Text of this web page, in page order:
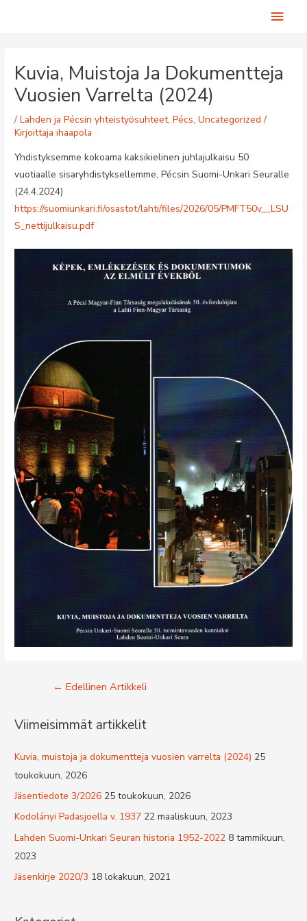
Kuvia, Muistoja Ja Dokumentteja
Vuosien Varrelta (2024)
/Lahden ja Pécsin yhteistyösuhteet,Pécs,Uncategorized /
Kirjoittajaihaapola
Yhdistyksemme kokoama kaksikielinen juhlajulkaisu 50
vuotiaalle sisaryhdistyksellemme, Pécsin Suomi-Unkari Seuralle
(24.4.2024)
https://suomiunkari.fi/osastot/lahti/files/2026/05/PMFT50v__LSU
S_nettijulkaisu.pdf
Artikkelien
← Edellinen Artikkeli
Viimeisimmät artikkelit
Kuvia, muistoja ja dokumentteja vuosien varrelta (2024) 25
toukokuun, 2026
Jäsentiedote 3/2026 25 toukokuun, 2026
Kodolányi Padasjoella v. 1937 22 maaliskuun, 2023
Lahden Suomi-Unkari Seuran historia 1952-2022 8 tammikuun,
2023
Jäsenkirje 2020/3 18 lokakuun, 2021